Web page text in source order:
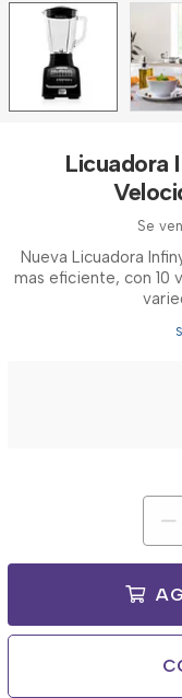
Licuadora
Se
Nueva Licuadora
mas eficiente, con 10